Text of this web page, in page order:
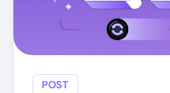
POST